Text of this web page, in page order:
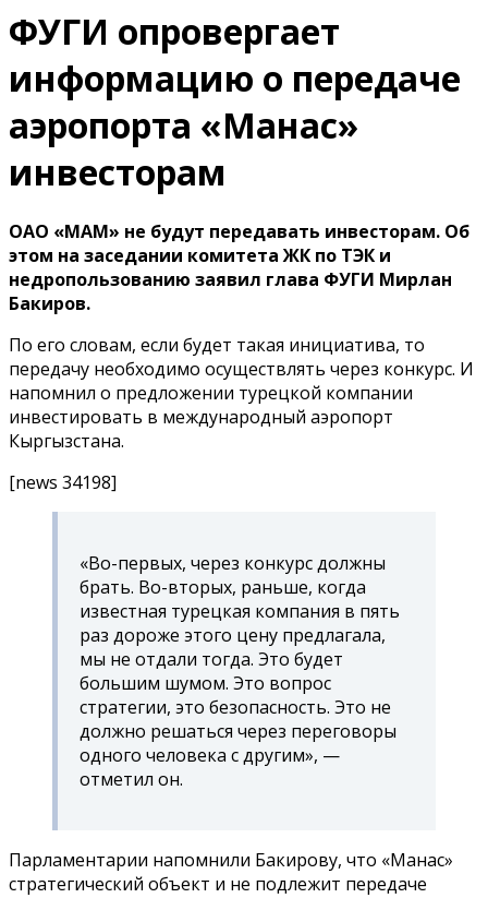
ФУГИ опровергает
информацию о передаче
аэропорта «Манас»
инвесторам
ОАО «МАМ» не будут передавать инвесторам. Об
этом на заседании комитета ЖК по ТЭК и
недропользованию заявил глава ФУГИ Мирлан
Бакиров.
По его словам, если будет такая инициатива, то
передачу необходимо осуществлять через конкурс. И
напомнил о предложении турецкой компании
инвестировать в международный аэропорт
Кыргызстана.
[news 34198]
«Во-первых, через конкурс должны
брать. Во-вторых, раньше, когда
известная турецкая компания в пять
раз дороже этого цену предлагала,
мы не отдали тогда. Это будет
большим шумом. Это вопрос
стратегии, это безопасность. Это не
должно решаться через переговоры
одного человека с другим», —
отметил он.
Парламентарии напомнили Бакирову, что «Манас»
стратегический объект и не подлежит передаче